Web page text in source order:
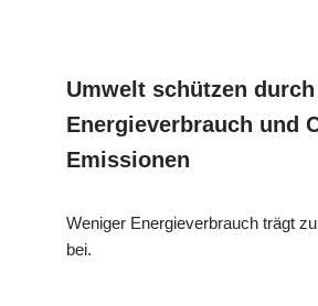
Umwelt schützen
Energieverbrauch und
Emissionen
Weniger Energieverbrauch trägt
bei.